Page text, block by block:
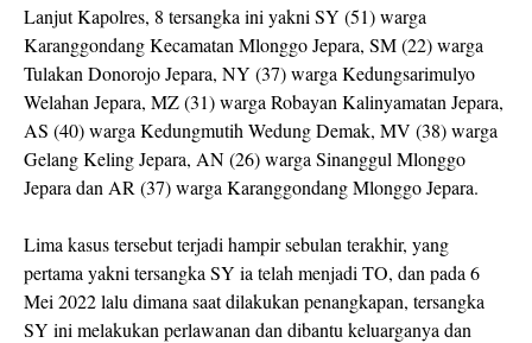
Lanjut Kapolres, 8 tersangka ini yakni SY (51) warga
Karanggondang Kecamatan Mlonggo Jepara, SM (22) warga
Tulakan Donorojo Jepara, NY (37) warga Kedungsarimulyo
Welahan Jepara, MZ (31) warga Robayan Kalinyamatan Jepara,
AS (40) warga Kedungmutih Wedung Demak, MV (38) warga
Gelang Keling Jepara, AN (26) warga Sinanggul Mlonggo
Jepara dan AR (37) warga Karanggondang Mlonggo Jepara.
Lima kasus tersebut terjadi hampir sebulan terakhir, yang
pertama yakni tersangka SY ia telah menjadi TO, dan pada 6
Mei 2022 lalu dimana saat dilakukan penangkapan, tersangka
SY ini melakukan perlawanan dan dibantu keluarganya dan